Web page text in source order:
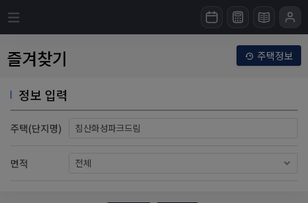
즐겨찾기 주택정보
정보 입력
주택(단지명)
면적